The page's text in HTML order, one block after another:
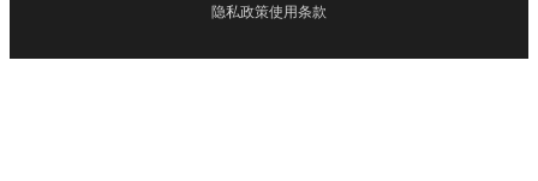
隐私政策使用条款